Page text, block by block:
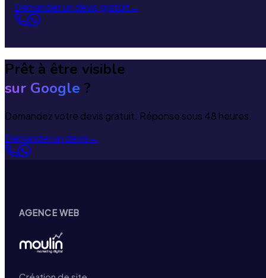
Demander un devis gratuit→
Prêt à être visible
sur Google ?
Demandez votre devis gratuit. Réponse sous 48 heures.
Demander un devis→
AGENCE WEB